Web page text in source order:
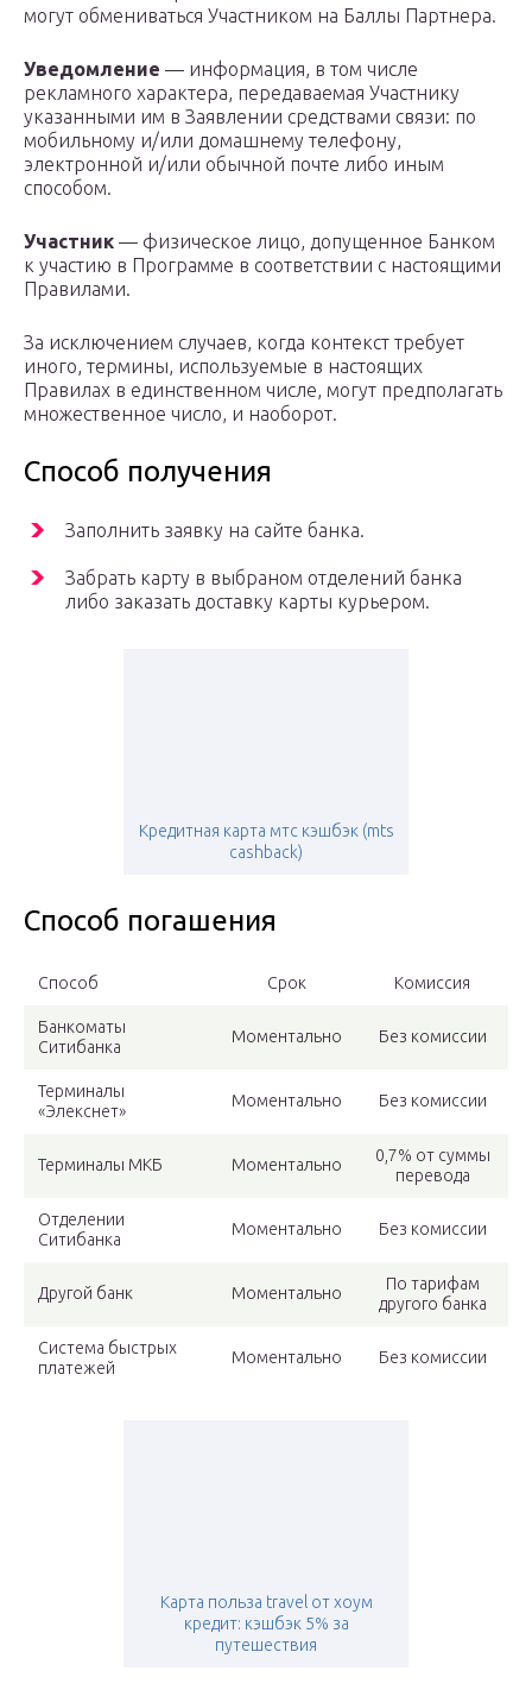
могут обмениваться Участником на Баллы Партнера.
Уведомление — информация, в том числе
рекламного характера, передаваемая Участнику
указанными им в Заявлении средствами связи: по
мобильному и/или домашнему телефону,
электронной и/или обычной почте либо иным
способом.
Участник — физическое лицо, допущенное Банком
к участию в Программе в соответствии с настоящими
Правилами.
За исключением случаев, когда контекст требует
иного, термины, используемые в настоящих
Правилах в единственном числе, могут предполагать
множественное число, и наоборот.
Способ получения
Заполнить заявку на сайте банка.
Забрать карту в выбраном отделений банка
либо заказать доставку карты курьером.
Кредитная карта мтс кэшбэк (mts
cashback)
Способ погашения
Способ Срок Комиссия
Банкоматы
Ситибанка
Моментально Без комиссии
Терминалы
«Элекснет»
Моментально Без комиссии
Терминалы МКБ Моментально
0,7% от суммы
перевода
Отделении
Ситибанка
Моментально Без комиссии
Другой банк Моментально
По тарифам
другого банка
Система быстрых
платежей
Моментально Без комиссии
Карта польза travel от хоум
кредит: кэшбэк 5% за
путешествия